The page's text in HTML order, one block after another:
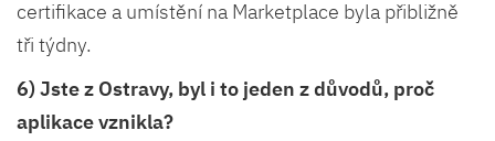
certifikace a umístění na Marketplace byla přibližně
tři týdny.
6) Jste z Ostravy, byl i to jeden z důvodů, proč
aplikace vznikla?